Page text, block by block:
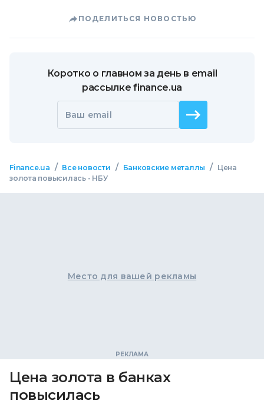
ПОДЕЛИТЬСЯ НОВОСТЬЮ
Коротко о главном за день в email
рассылке finance.ua
Ваш email
Finance.ua / Все новости / Банковские металлы /
Цена
золота повысилась - НБУ
Место для вашей рекламы
Цена золота в банках
повысилась